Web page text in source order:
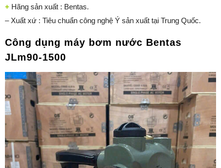
+ Hãng sản xuất : Bentas.
– Xuất xứ : Tiêu chuẩn công nghệ Ý sản xuất tại Trung Quốc.
Công dụng máy bơm nước Bentas
JLm90-1500